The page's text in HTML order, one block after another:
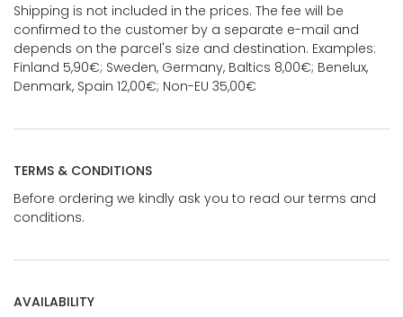
Shipping is not included in the prices. The fee will be
confirmed to the customer by a separate e-mail and
depends on the parcel's size and destination. Examples:
Finland 5,90€; Sweden, Germany, Baltics 8,00€; Benelux,
Denmark, Spain 12,00€; Non-EU 35,00€
TERMS & CONDITIONS
Before ordering we kindly ask you to read our terms and
conditions.
AVAILABILITY